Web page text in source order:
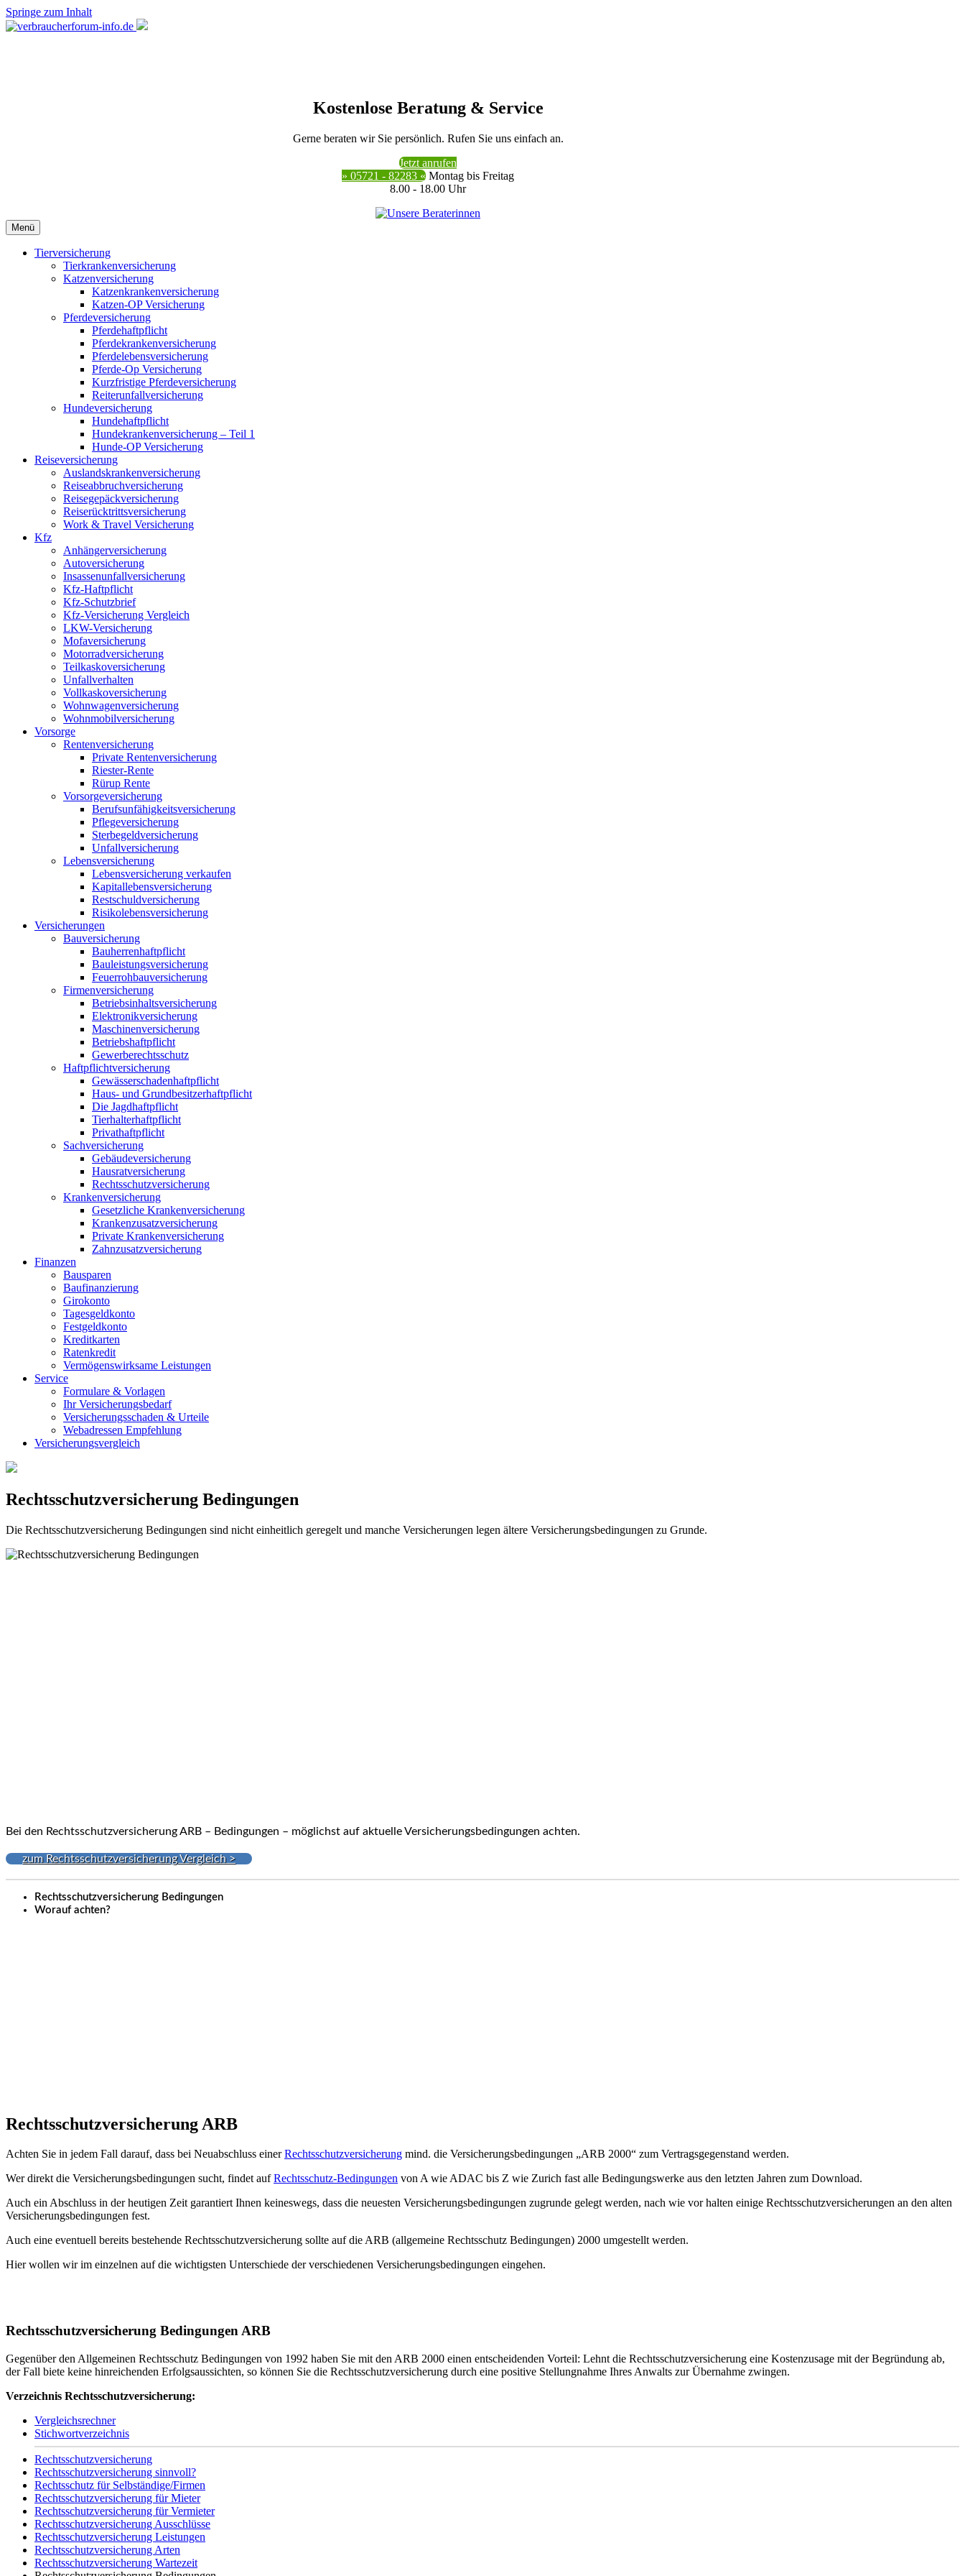
Springe zum Inhalt
Kostenlose Beratung & Service
Gerne beraten wir Sie persönlich. Rufen Sie uns einfach an.
Jetzt anrufen
» 05721 - 82283 « Montag bis Freitag
8.00 - 18.00 Uhr
Menü
Tierversicherung
Tierkrankenversicherung
Katzenversicherung
Katzenkrankenversicherung
Katzen-OP Versicherung
Pferdeversicherung
Pferdehaftpflicht
Pferdekrankenversicherung
Pferdelebensversicherung
Pferde-Op Versicherung
Kurzfristige Pferdeversicherung
Reiterunfallversicherung
Hundeversicherung
Hundehaftpflicht
Hundekrankenversicherung – Teil 1
Hunde-OP Versicherung
Reiseversicherung
Auslandskrankenversicherung
Reiseabbruchversicherung
Reisegepäckversicherung
Reiserücktrittsversicherung
Work & Travel Versicherung
Kfz
Anhängerversicherung
Autoversicherung
Insassenunfallversicherung
Kfz-Haftpflicht
Kfz-Schutzbrief
Kfz-Versicherung Vergleich
LKW-Versicherung
Mofaversicherung
Motorradversicherung
Teilkaskoversicherung
Unfallverhalten
Vollkaskoversicherung
Wohnwagenversicherung
Wohnmobilversicherung
Vorsorge
Rentenversicherung
Private Rentenversicherung
Riester-Rente
Rürup Rente
Vorsorgeversicherung
Berufsunfähigkeitsversicherung
Pflegeversicherung
Sterbegeldversicherung
Unfallversicherung
Lebensversicherung
Lebensversicherung verkaufen
Kapitallebensversicherung
Restschuldversicherung
Risikolebensversicherung
Versicherungen
Bauversicherung
Bauherrenhaftpflicht
Bauleistungsversicherung
Feuerrohbauversicherung
Firmenversicherung
Betriebsinhaltsversicherung
Elektronikversicherung
Maschinenversicherung
Betriebshaftpflicht
Gewerberechtsschutz
Haftpflichtversicherung
Gewässerschadenhaftpflicht
Haus- und Grundbesitzerhaftpflicht
Die Jagdhaftpflicht
Tierhalterhaftpflicht
Privathaftpflicht
Sachversicherung
Gebäudeversicherung
Hausratversicherung
Rechtsschutzversicherung
Krankenversicherung
Gesetzliche Krankenversicherung
Krankenzusatzversicherung
Private Krankenversicherung
Zahnzusatzversicherung
Finanzen
Bausparen
Baufinanzierung
Girokonto
Tagesgeldkonto
Festgeldkonto
Kreditkarten
Ratenkredit
Vermögenswirksame Leistungen
Service
Formulare & Vorlagen
Ihr Versicherungsbedarf
Versicherungsschaden & Urteile
Webadressen Empfehlung
Versicherungsvergleich
Rechtsschutzversicherung Bedingungen
Die Rechtsschutzversicherung Bedingungen sind nicht einheitlich geregelt und manche Versicherungen legen ältere Versicherungsbedingungen zu Grunde.
Bei den Rechtsschutzversicherung ARB – Bedingungen – möglichst auf aktuelle Versicherungsbedingungen achten.
zum Rechtsschutzversicherung Vergleich >
Rechtsschutzversicherung Bedingungen
Worauf achten?
Rechtsschutzversicherung ARB
Achten Sie in jedem Fall darauf, dass bei Neuabschluss einerRechtsschutzversicherung mind. die Versicherungsbedingungen „ARB 2000“ zum Vertragsgegenstand werden.
Wer direkt die Versicherungsbedingungen sucht, findet aufRechtsschutz-Bedingungen von A wie ADAC bis Z wie Zurich fast alle Bedingungswerke aus den letzten Jahren zum Download.
Auch ein Abschluss in der heutigen Zeit garantiert Ihnen keineswegs, dass die neuesten Versicherungsbedingungen zugrunde gelegt werden, nach wie vor halten einige Rechtsschutzversicherungen an den alten
Versicherungsbedingungen fest.
Auch eine eventuell bereits bestehende Rechtsschutzversicherung sollte auf die ARB (allgemeine Rechtsschutz Bedingungen) 2000 umgestellt werden.
Hier wollen wir im einzelnen auf die wichtigsten Unterschiede der verschiedenen Versicherungsbedingungen eingehen.
Rechtsschutzversicherung Bedingungen ARB
Gegenüber den Allgemeinen Rechtsschutz Bedingungen von 1992 haben Sie mit den ARB 2000 einen entscheidenden Vorteil: Lehnt die Rechtsschutzversicherung eine Kostenzusage mit der Begründung ab,
der Fall biete keine hinreichenden Erfolgsaussichten, so können Sie die Rechtsschutzversicherung durch eine positive Stellungnahme Ihres Anwalts zur Übernahme zwingen.
Verzeichnis Rechtsschutzversicherung:
Vergleichsrechner
Stichwortverzeichnis
Rechtsschutzversicherung
Rechtsschutzversicherung sinnvoll?
Rechtsschutz für Selbständige/Firmen
Rechtsschutzversicherung für Mieter
Rechtsschutzversicherung für Vermieter
Rechtsschutzversicherung Ausschlüsse
Rechtsschutzversicherung Leistungen
Rechtsschutzversicherung Arten
Rechtsschutzversicherung Wartezeit